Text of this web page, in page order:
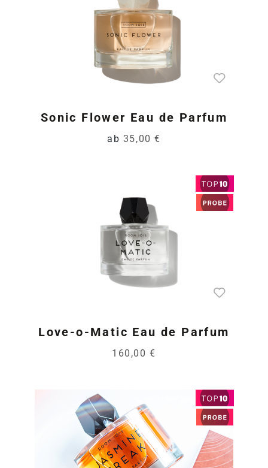
Sonic Flower Eau de Parfum
ab 35,00 €
Love-o-Matic Eau de Parfum
160,00 €